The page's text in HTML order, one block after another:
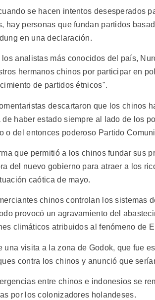
se hacen intentos desesperados
hay personas que fundan partidos
en una declaración.
los analistas más conocidos del país,
hermanos chinos por participar en
de partidos étnicos".
descartaron que los chinos
de haber estado siempre al lado de los
o del entonces poderoso Partido
que permitió a los chinos fundar sus
del nuevo gobierno para atraer a los
caótica de mayo.
chinos controlan los sistemas
provocó un agravamiento del
climáticos atribuidos al fenómeno de
una visita a la zona de Godok, que fue
contra los chinos y anunció que
entre chinos e indonesios se
por los colonizadores holandeses.